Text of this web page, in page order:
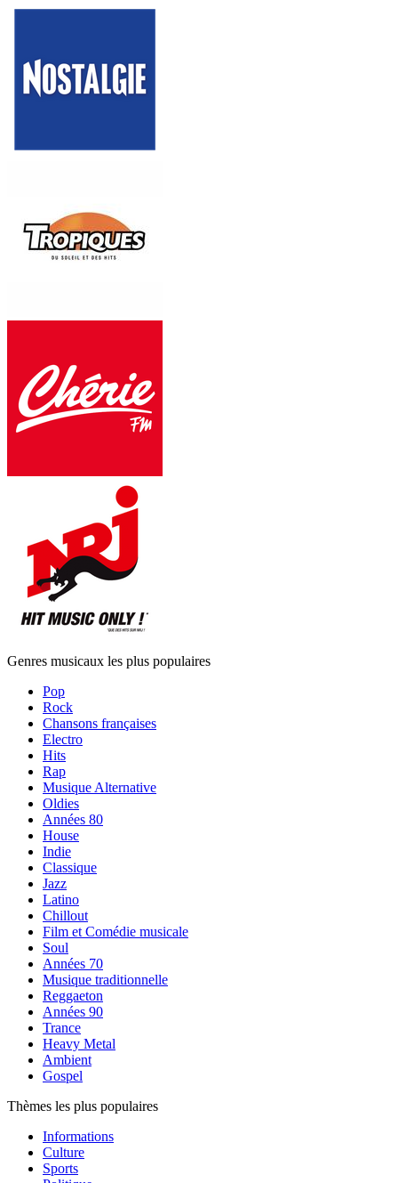
Genres musicaux les plus populaires
Pop
Rock
Chansons françaises
Electro
Hits
Rap
Musique Alternative
Oldies
Années 80
House
Indie
Classique
Jazz
Latino
Chillout
Film et Comédie musicale
Soul
Années 70
Musique traditionnelle
Reggaeton
Années 90
Trance
Heavy Metal
Ambient
Gospel
Thèmes les plus populaires
Informations
Culture
Sports